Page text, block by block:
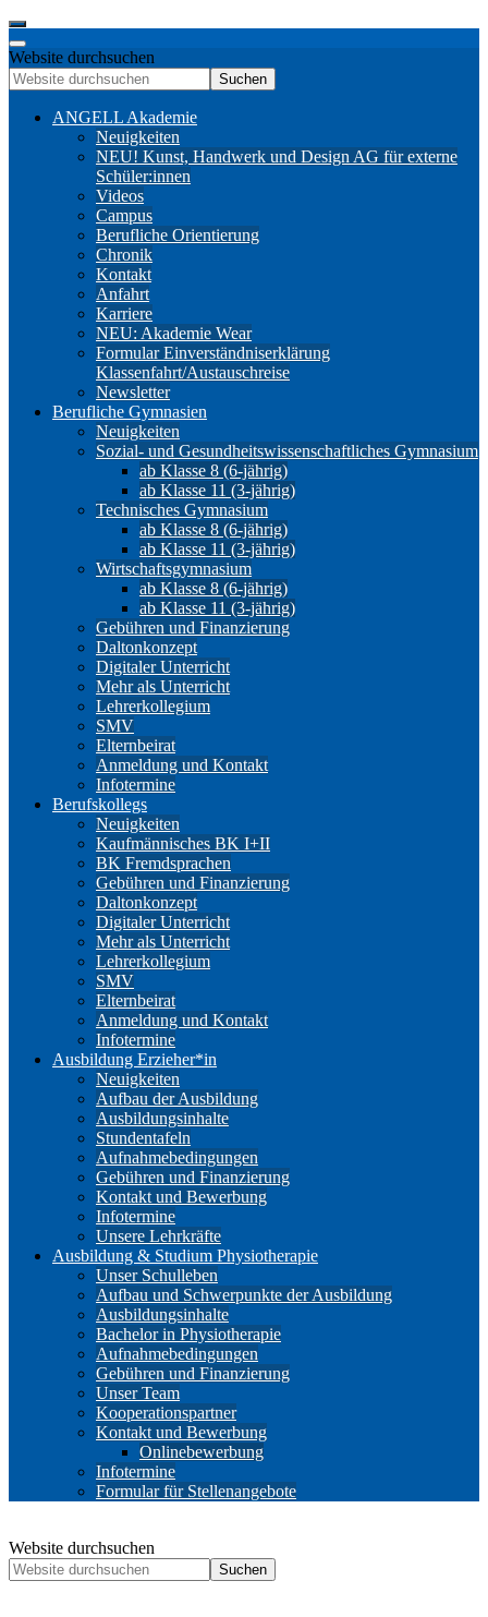
Website durchsuchen
Suchen
ANGELL Akademie
Neuigkeiten
NEU! Kunst, Handwerk und Design AG für externe
Schüler:innen
Videos
Campus
Berufliche Orientierung
Chronik
Kontakt
Anfahrt
Karriere
NEU: Akademie Wear
Formular Einverständniserklärung
Klassenfahrt/Austauschreise
Newsletter
Berufliche Gymnasien
Neuigkeiten
Sozial- und Gesundheitswissenschaftliches Gymnasium
ab Klasse 8 (6-jährig)
ab Klasse 11 (3-jährig)
Technisches Gymnasium
ab Klasse 8 (6-jährig)
ab Klasse 11 (3-jährig)
Wirtschaftsgymnasium
ab Klasse 8 (6-jährig)
ab Klasse 11 (3-jährig)
Gebühren und Finanzierung
Daltonkonzept
Digitaler Unterricht
Mehr als Unterricht
Lehrerkollegium
SMV
Elternbeirat
Anmeldung und Kontakt
Infotermine
Berufskollegs
Neuigkeiten
Kaufmännisches BK I+II
BK Fremdsprachen
Gebühren und Finanzierung
Daltonkonzept
Digitaler Unterricht
Mehr als Unterricht
Lehrerkollegium
SMV
Elternbeirat
Anmeldung und Kontakt
Infotermine
Ausbildung Erzieher*in
Neuigkeiten
Aufbau der Ausbildung
Ausbildungsinhalte
Stundentafeln
Aufnahmebedingungen
Gebühren und Finanzierung
Kontakt und Bewerbung
Infotermine
Unsere Lehrkräfte
Ausbildung & Studium Physiotherapie
Unser Schulleben
Aufbau und Schwerpunkte der Ausbildung
Ausbildungsinhalte
Bachelor in Physiotherapie
Aufnahmebedingungen
Gebühren und Finanzierung
Unser Team
Kooperationspartner
Kontakt und Bewerbung
Onlinebewerbung
Infotermine
Formular für Stellenangebote
Website durchsuchen
Suchen